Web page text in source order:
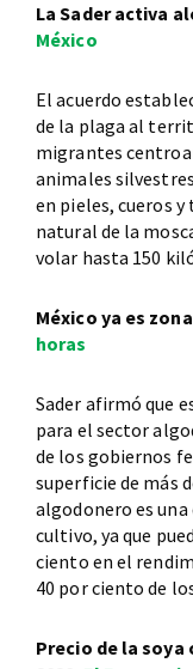
La Sader activa
México
El acuerdo
de la plaga al
migrantes
animales
en pieles, cueros
natural de la
volar hasta 150
México ya es
horas
Sader afirmó que
para el sector
de los gobiernos
superficie de más
algodonero es una
cultivo, ya que
ciento en el
40 por ciento de
Precio de la soya